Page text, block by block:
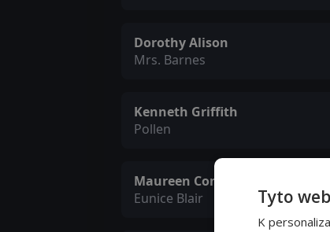
Dorothy Alison
Mrs. Barnes
Kenneth Griffith
Pollen
Maureen Connell
Eunice Blair
Tyto
K